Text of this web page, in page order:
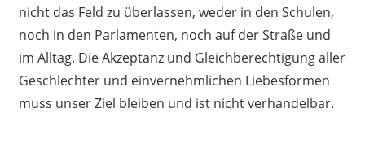
nicht das Feld zu überlassen, weder in den Schulen,
noch in den Parlamenten, noch auf der Straße und
im Alltag. Die Akzeptanz und Gleichberechtigung aller
Geschlechter und einvernehmlichen Liebesformen
muss unser Ziel bleiben und ist nicht verhandelbar.